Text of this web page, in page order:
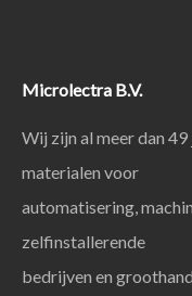
Microlectra B.V.
Wij zijn al meer dan
materialen voor
automatisering,
zelfinstallerende
bedrijven en